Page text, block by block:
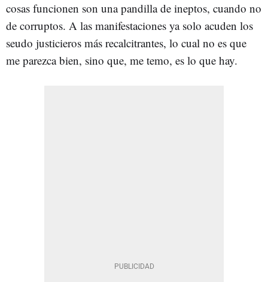
cosas funcionen son una pandilla de ineptos, cuando no
de corruptos. A las manifestaciones ya solo acuden los
seudo justicieros más recalcitrantes, lo cual no es que
me parezca bien, sino que, me temo, es lo que hay.